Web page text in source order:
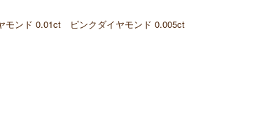
モンド 0.01ct ピンクダイヤモンド 0.005ct